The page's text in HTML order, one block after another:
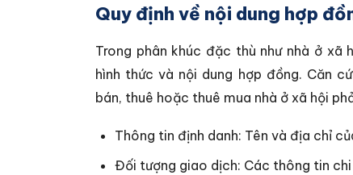
Quy định về nội dung hợp
Trong phân khúc đặc thù như nhà ở
hình thức và nội dung hợp đồng. Căn cứ
bán, thuê hoặc thuê mua nhà ở xã hội
Thông tin định danh: Tên và địa chỉ
Đối tượng giao dịch: Các thông tin